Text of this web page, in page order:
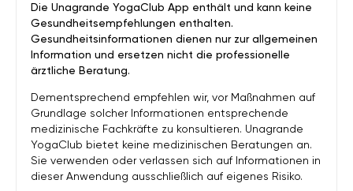
Die Unagrande YogaClub App enthält und kann keine
Gesundheitsempfehlungen enthalten.
Gesundheitsinformationen dienen nur zur allgemeinen
Information und ersetzen nicht die professionelle
ärztliche Beratung.
Dementsprechend empfehlen wir, vor Maßnahmen auf
Grundlage solcher Informationen entsprechende
medizinische Fachkräfte zu konsultieren. Unagrande
YogaClub bietet keine medizinischen Beratungen an.
Sie verwenden oder verlassen sich auf Informationen in
dieser Anwendung ausschließlich auf eigenes Risiko.